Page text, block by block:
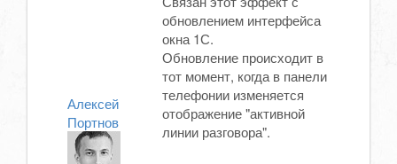
Алексей
Портнов
обновлением интерфейса
окна 1С.
Обновление происходит в
тот момент, когда в панели
телефонии изменяется
отображение "активной
линии разговора".